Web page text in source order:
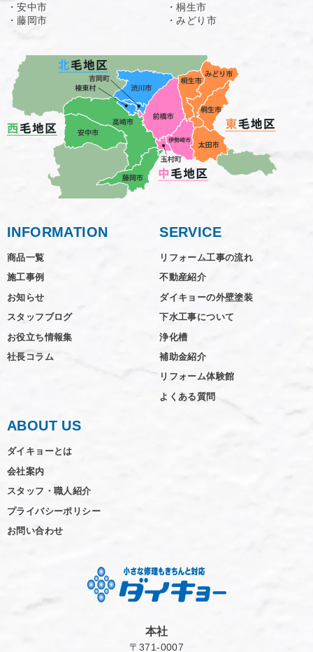
・安中市
・藤岡市
・桐生市
・みどり市
INFORMATION
商品一覧
施工事例
お知らせ
スタッフブログ
お役立ち情報集
社長コラム
SERVICE
リフォーム工事の流れ
不動産紹介
ダイキョーの外壁塗装
下水工事について
浄化槽
補助金紹介
リフォーム体験館
よくある質問
ABOUT US
ダイキョーとは
会社案内
スタッフ・職人紹介
プライバシーポリシー
お問い合わせ
本社
〒371-0007